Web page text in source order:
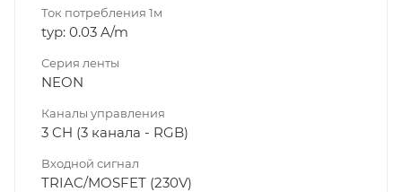
Ток потребления 1м
typ: 0.03 A/m
Серия ленты
NEON
Каналы управления
3 CH (3 канала - RGB)
Входной сигнал
TRIAC/MOSFET (230V)